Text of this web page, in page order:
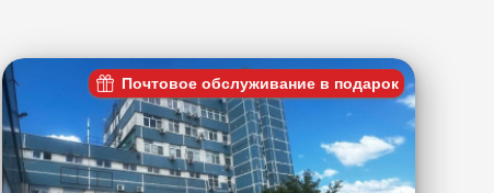
Почтовое обслуживание в подарок